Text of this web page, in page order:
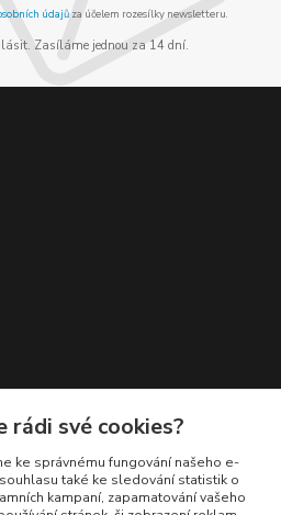
údajůza účelem rozesílky newsletteru.
Zasíláme jednou za 14 dní.
rádi své cookies?
ke správnému fungování našeho e-
také ke sledování statistik o
kampaní, zapamatování vašeho